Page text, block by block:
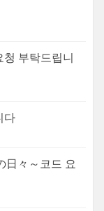
부탁드립니
다
日々～코드 요